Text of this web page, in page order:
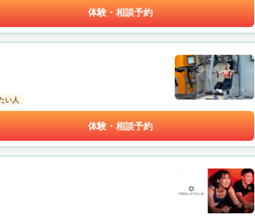
体験・相談予約
い人
体験・相談予約